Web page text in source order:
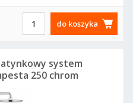
do koszyka
system
250 chrom